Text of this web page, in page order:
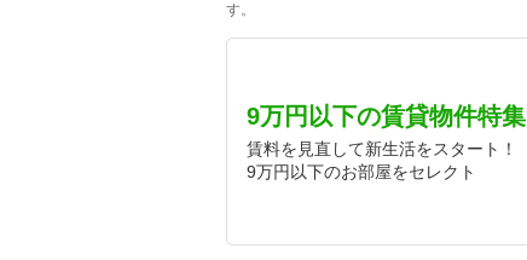
す。
9万円以下の賃貸物件特集
賃料を見直して新生活をスタート！
9万円以下のお部屋をセレクト